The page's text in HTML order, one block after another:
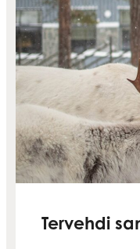
Tervehdi